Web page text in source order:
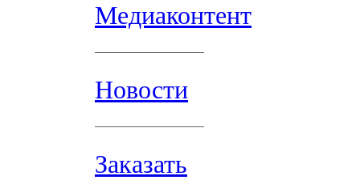
Медиаконтент
Новости
Заказать